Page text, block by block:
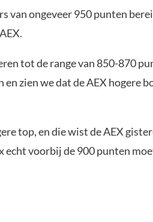
van ongeveer 950 punten
tot de range van 850-870
zien we dat de AEX hogere
top, en die wist de AEX
echt voorbij de 900 punten